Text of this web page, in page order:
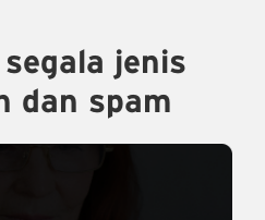
jenis
dan spam